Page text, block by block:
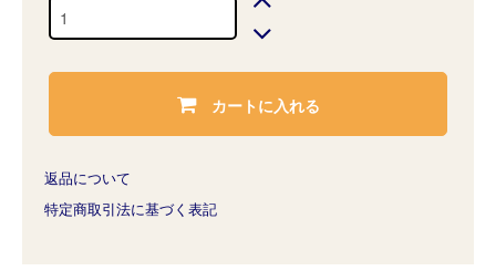
カートに入れる
返品について
特定商取引法に基づく表記